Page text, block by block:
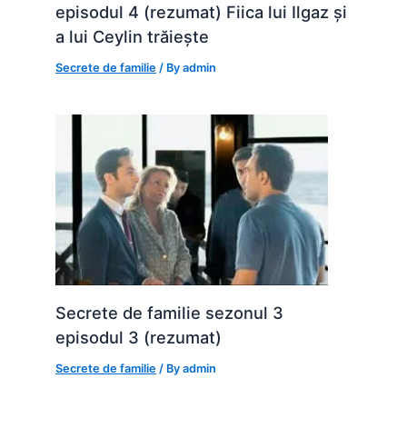
episodul 4 (rezumat) Fiica lui Ilgaz și
a lui Ceylin trăiește
Secrete de familie / Byadmin
Secrete de familie sezonul 3
episodul 3 (rezumat)
Secrete de familie / Byadmin